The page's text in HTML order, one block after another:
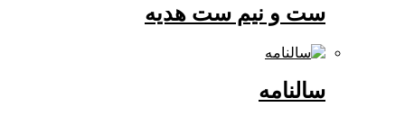
ست و نیم ست هدیه